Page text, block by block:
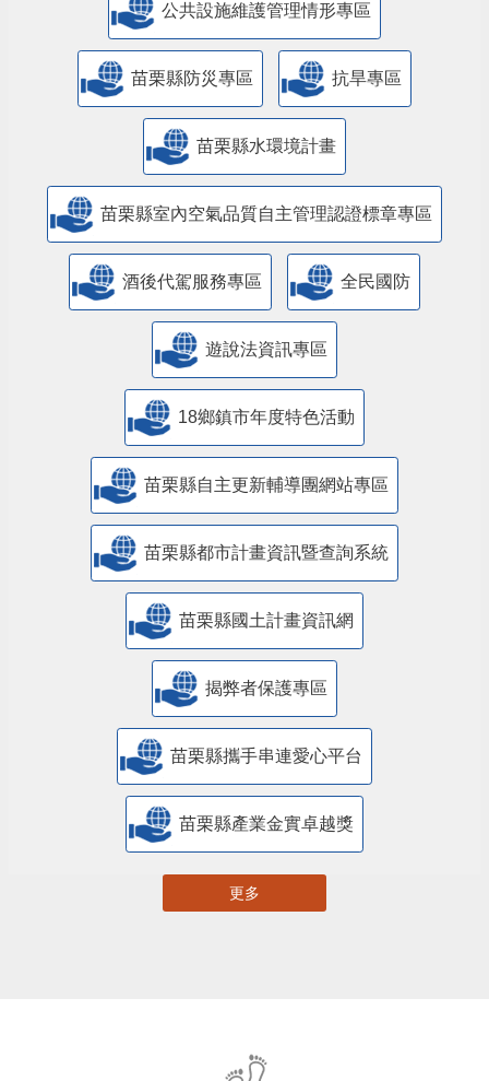
​公共設施維護管理情形專區
苗栗縣防災專區 抗旱專區
苗栗縣水環境計畫
苗栗縣室內空氣品質自主管理認證標章專區
酒後代駕服務專區 全民國防
遊說法資訊專區
18鄉鎮市年度特色活動
苗栗縣自主更新輔導團網站專區
苗栗縣都市計畫資訊暨查詢系統
苗栗縣國土計畫資訊網
揭弊者保護專區
苗栗縣攜手串連愛心平台
苗栗縣產業金實卓越獎
更多